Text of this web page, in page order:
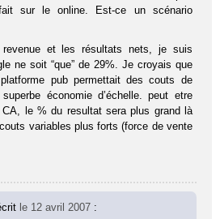
sur le online. Est-ce un scénario
et les résultats nets, je suis
ne soit “que” de 29%. Je croyais que
platforme pub permettait des couts de
économie d’échelle. peut etre
CA, le % du resultat sera plus grand là
variables plus forts (force de vente
le 12 avril 2007 :